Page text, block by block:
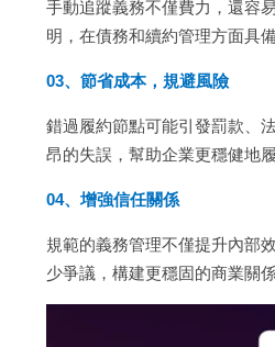
手動追蹤義務不僅費力，還容
明，在債務和續約管理方面具
03、節省成本，規避風險
錯過履約節點可能引發罰款、
昂的失誤，幫助企業更穩健地
04、增強信任關係
規範的義務管理不僅提升內部
少爭議，構建更穩固的商業關係